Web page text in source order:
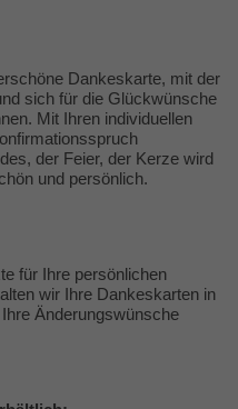
Dankeskarte, mit der
sich für die Glückwünsche
Mit Ihren individuellen
der Feier, der Kerze wird
und persönlich.
für Ihre persönlichen
wir Ihre Dankeskarten in
Änderungswünsche